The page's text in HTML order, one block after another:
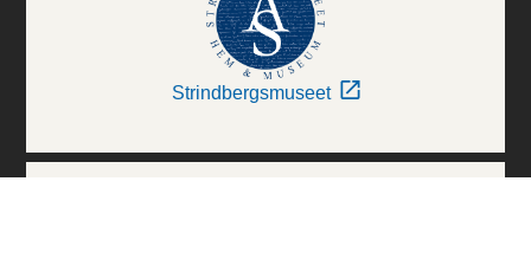
Strindbergsmuseet